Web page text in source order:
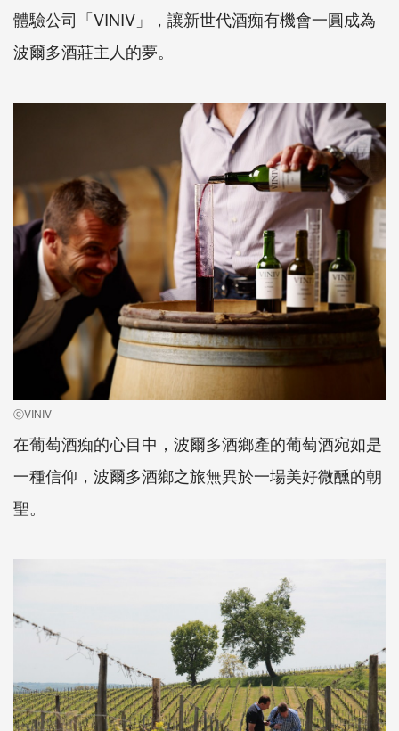
體驗公司「VINIV」，讓新世代酒痴有機會一圓成為
波爾多酒莊主人的夢。
ⓒVINIV
在葡萄酒痴的心目中，波爾多酒鄉產的葡萄酒宛如是
一種信仰，波爾多酒鄉之旅無異於一場美好微醺的朝
聖。